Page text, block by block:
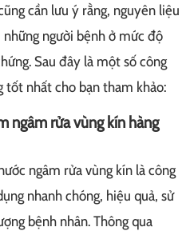
cần lưu ý rằng, nguyên liệu
người bệnh ở mức độ
Sau đây là một số công
tốt nhất cho bạn tham khảo:
ngâm rửa vùng kín hàng
ngâm rửa vùng kín là công
nhanh chóng, hiệu quả, sử
bệnh nhân. Thông qua